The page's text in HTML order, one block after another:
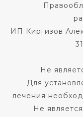
ИП Киргизов
Не
Для
лечения
Не